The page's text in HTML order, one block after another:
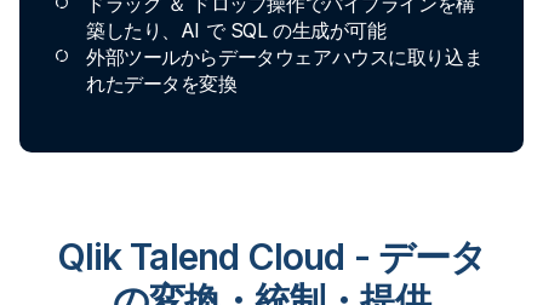
築したり、AI で SQL の生成が可能
外部ツールからデータウェアハウスに取り込ま
れたデータを変換
Qlik Talend Cloud - データ